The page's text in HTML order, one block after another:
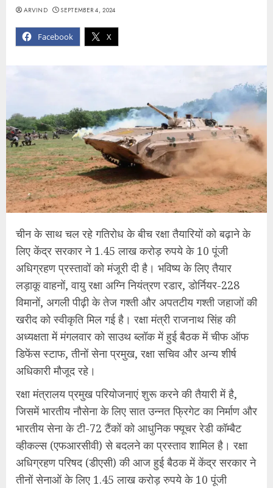
Facebook X
ARVIND SEPTEMBER 4, 2024
चीन के साथ चल रहे गतिरोध के बीच रक्षा तैयारियों को बढ़ाने के
लिए ​केंद्र सरकार ने 1.45 लाख करोड़ रुपये के 10 पूंजी
अधिग्रहण प्रस्तावों को मंजूरी दी है। भविष्य के लिए तैयार
लड़ाकू वाहनों, वायु रक्षा अग्नि नियंत्रण रडार, डोर्नियर-228
विमानों, अगली पीढ़ी के तेज गश्ती और अपतटीय गश्ती जहाजों की
खरीद को ​स्वीकृति मिल गई है। रक्षा मंत्री राजनाथ सिंह की
अध्यक्षता में मंगलवार को साउथ ब्लॉक में ​हुई बैठक में चीफ ऑफ
डिफेंस स्टाफ, तीनों सेना प्रमुख, रक्षा सचिव और अन्य शीर्ष
अधिका​री मौजूद रहे।
रक्षा मंत्रालय प्रमुख परियोजनाएं शुरू करने की तैयारी में है,
जिसमें भारतीय नौसेना के लिए सात उन्नत फ्रिगेट का निर्माण और
भारतीय सेना के टी-72 टैंकों को आधुनिक फ्यूचर रेडी कॉम्बैट
व्हीकल्स (एफआरसीवी) से बदलने का प्रस्ताव शामिल है। रक्षा
अधिग्रहण परिषद (डीएसी) की आज हुई बैठक में केंद्र सरकार ने
तीनों सेनाओं के लिए 1.45 लाख करोड़ रुपये के 10 पूंजी